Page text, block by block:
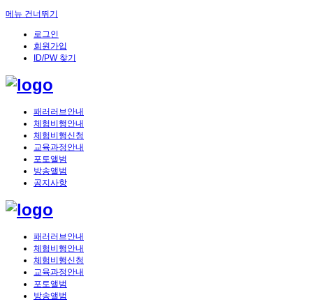
메뉴 건너뛰기
로그인
회원가입
ID/PW 찾기
패러러브안내
체험비행안내
체험비행신청
교육과정안내
포토앨범
방송앨범
공지사항
패러러브안내
체험비행안내
체험비행신청
교육과정안내
포토앨범
방송앨범